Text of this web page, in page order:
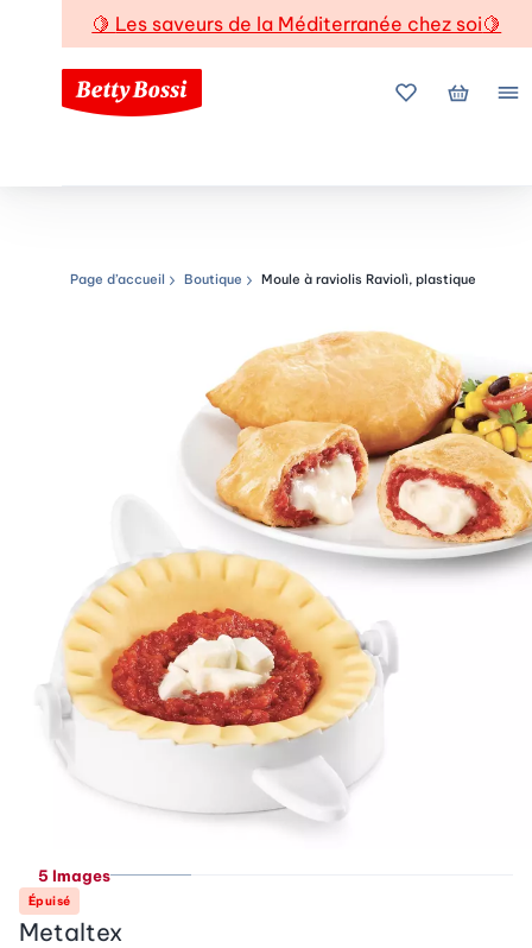
🍋 Les saveurs de la Méditerranée chez soi🍋
Mes favoris
Mon
Chemin de navigation
Page d’accueil Boutique Moule à raviolis Raviolì, plastique
5 Images
Épuisé
Metaltex